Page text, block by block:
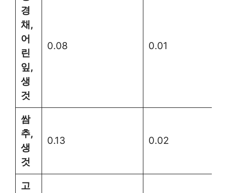
경
채,
어
린
잎,
생
것
0.08 0.01
쌈
추,
생
것
0.13 0.02
고